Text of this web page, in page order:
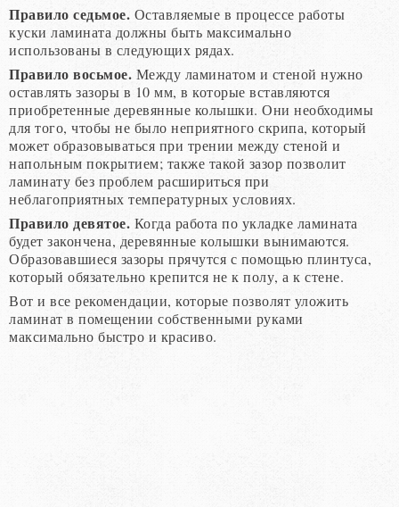
Правило седьмое. Оставляемые в процессе работы
куски ламината должны быть максимально
использованы в следующих рядах.
Правило восьмое. Между ламинатом и стеной нужно
оставлять зазоры в 10 мм, в которые вставляются
приобретенные деревянные колышки. Они необходимы
для того, чтобы не было неприятного скрипа, который
может образовываться при трении между стеной и
напольным покрытием; также такой зазор позволит
ламинату без проблем расшириться при
неблагоприятных температурных условиях.
Правило девятое. Когда работа по укладке ламината
будет закончена, деревянные колышки вынимаются.
Образовавшиеся зазоры прячутся с помощью плинтуса,
который обязательно крепится не к полу, а к стене.
Вот и все рекомендации, которые позволят уложить
ламинат в помещении собственными руками
максимально быстро и красиво.